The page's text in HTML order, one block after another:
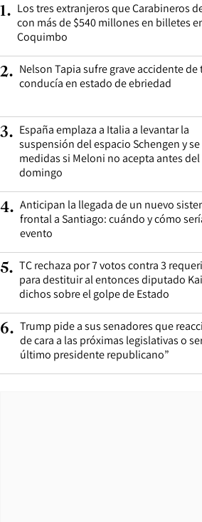
1. Los tres extranjeros que Carabineros
con más de $540 millones en billetes
Coquimbo
2. Nelson Tapia sufre grave accidente
conducía en estado de ebriedad
3. España emplaza a Italia a levantar la
suspensión del espacio Schengen y se
medidas si Meloni no acepta antes del
domingo
4. Anticipan la llegada de un nuevo
frontal a Santiago: cuándo y cómo
evento
5. TC rechaza por 7 votos contra 3
para destituir al entonces diputado
dichos sobre el golpe de Estado
6. Trump pide a sus senadores que
de cara a las próximas legislativas o
último presidente republicano”